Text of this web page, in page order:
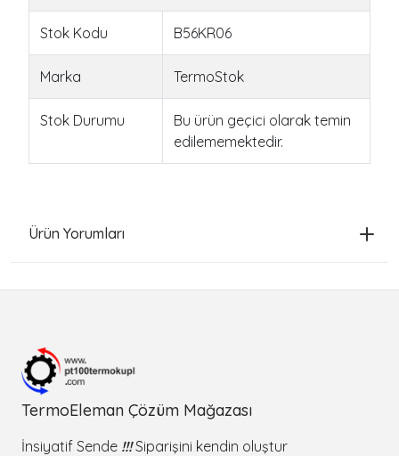
Stok Kodu B56KR06
Marka TermoStok
Stok Durumu
Bu ürün geçici olarak temin
edilememektedir.
Ürün Yorumları
TermoEleman Çözüm Mağazası
İnsiyatif Sende !!!Siparişini kendin oluştur